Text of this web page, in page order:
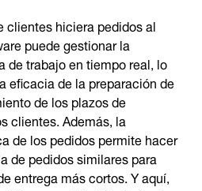
clientes hiciera pedidos al
puede gestionar la
de trabajo en tiempo real, lo
eficacia de la preparación de
de los plazos de
clientes. Además, la
de los pedidos permite hacer
de pedidos similares para
entrega más cortos. Y aquí,